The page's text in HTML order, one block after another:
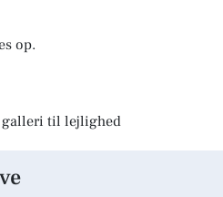
op.
galleri til lejlighed